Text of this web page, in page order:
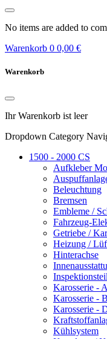
No items are added to
Warenkorb 0 0,00 €
Warenkorb
Ihr Warenkorb ist leer
Dropdown Category
1500 - 2000 CS
Aufkleber
Beleuchtung
Bremsen
Embleme /
Fahrzeug-
Getriebe /
Heizung /
Hinterachse
Karosserie -
Karosserie -
Karosserie -
Kühlsystem